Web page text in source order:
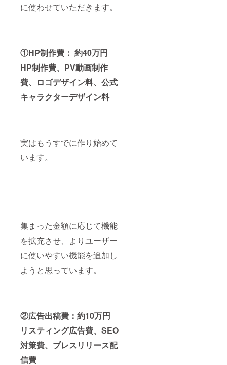
に使わせていただきます。
①HP制作費： 約40万円
HP制作費、PV動画制作
費、ロゴデザイン料、公式
キャラクターデザイン料
実はもうすでに作り始めて
います。
集まった金額に応じて機能
を拡充させ、よりユーザー
に使いやすい機能を追加し
ようと思っています。
②広告出稿費：約10万円
リスティング広告費、SEO
対策費、プレスリリース配
信費